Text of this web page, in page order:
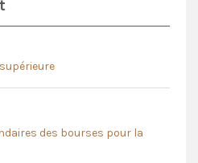
des bourses pour la